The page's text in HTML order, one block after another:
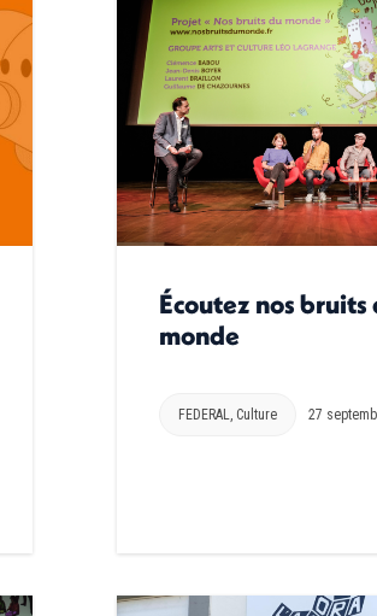
Écoutez nos bruits
monde
FEDERAL Culture 27